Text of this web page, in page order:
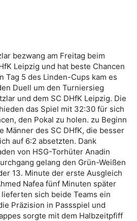
bezwang am Freitag beim
Leipzig und hat beste Chancen
Tag 5 des Linden-Cups kam es
Duell um den Turniersieg
und dem SC DHfK Leipzig. Die
das Spiel mit 32:30 für sich
den Pokal zu holen. zu Beginn
Männer des SC DHfK, die besser
auf 6:2 absetzten. Dank
von HSG-Torhüter Anadin
gelang den Grün-Weißen
13. Minute der erste Ausgleich
Nafea fünf Minuten später
sich beide Teams ein
Präzision in Passspiel und
sorgte mit dem Halbzeitpfiff